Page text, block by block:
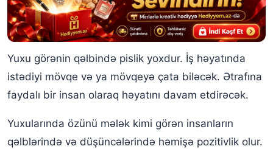
Yuxu görənin qəlbində pislik yoxdur. İş həyatında
istədiyi mövqe və ya mövqeyə çata biləcək. Ətrafına
faydalı bir insan olaraq həyatını davam etdirəcək.
Yuxularında özünü mələk kimi görən insanların
qəlblərində və düşüncələrində həmişə pozitivlik olur.